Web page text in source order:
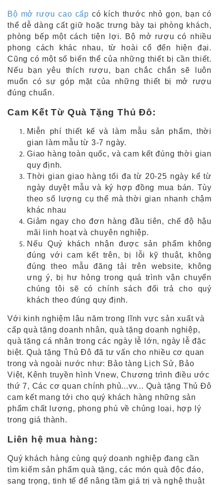
Bộ mở rượu cao cấp có kích thước nhỏ gọn, bạn có
thể dễ dàng cất giữ hoặc trưng bày tại phòng khách,
phòng bếp một cách tiện lợi. Bộ mở rượu có nhiều
phong cách khác nhau, từ hoài cổ đến hiện đại.
Cũng có một số biến thể của những thiết bị cần thiết.
Nếu bạn yêu thích rượu, bạn chắc chắn sẽ luôn
muốn có sự góp mặt của những thiết bị mở rượu
đúng chuẩn.
Cam Kết Từ Quà Tặng Thủ Đô:
Miễn phí thiết kế và làm mẫu sản phẩm, thời
gian làm mẫu từ 3-7 ngày.
Giao hàng toàn quốc, và cam kết đúng thời gian
quy định.
Thời gian giao hàng tối đa từ 20-25 ngày kể từ
ngày duyệt mẫu và ký hợp đồng mua bán. Tùy
theo số lượng cụ thể mà thời gian nhanh chậm
khác nhau
Giảm ngay cho đơn hàng đầu tiên, chế độ hậu
mãi linh hoạt và chuyên nghiệp.
Nếu Quý khách nhận được sản phẩm không
đúng với cam kết trên, bị lỗi kỹ thuật, không
đúng theo mẫu đăng tải trên website, không
ưng ý, bị hư hỏng trong quá trình vận chuyển
chúng tôi sẽ có chính sách đổi trả cho quý
khách theo đúng quy định.
Với kinh nghiệm lâu năm trong lĩnh vực sản xuất và
cấp quà tặng doanh nhân, quà tặng doanh nghiệp,
quà tặng cá nhân trong các ngày lễ lớn, ngày lễ đặc
biệt. Quà tặng Thủ Đô đã tư vấn cho nhiều cơ quan
trong và ngoài nước như: Bảo tàng Lịch Sử, Bảo
Việt, Kênh truyền hình Vnew, Chương trình điều ước
thứ 7, Các cơ quan chính phủ...vv... Quà tặng Thủ Đô
cam kết mang tới cho quý khách hàng những sản
phẩm chất lượng, phong phú về chủng loại, hợp lý
trong giá thành.
Liên hệ mua hàng:
Quý khách hàng cùng quý doanh nghiệp đang cần
tìm kiếm sản phẩm quà tặng, các món quà độc đáo,
sang trọng, tinh tế để nâng tầm giá trị và nghệ thuật